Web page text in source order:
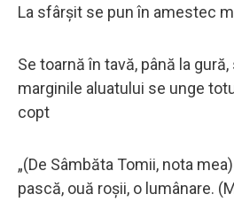
La sfârșit se pun în amestec
Se toarnă în tavă, până la
marginile aluatului se unge
copt
„(De Sâmbăta Tomii, nota
pască, ouă roșii, o lumânare.